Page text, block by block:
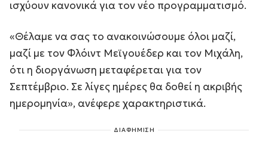
ισχύουν κανονικά για τον νέο προγραμματισμό.
«Θέλαμε να σας το ανακοινώσουμε όλοι μαζί,
μαζί με τον Φλόιντ Μεϊγουέδερ και τον Μιχάλη,
ότι η διοργάνωση μεταφέρεται για τον
Σεπτέμβριο. Σε λίγες ημέρες θα δοθεί η ακριβής
ημερομηνία», ανέφερε χαρακτηριστικά.
ΔΙΑΦΗΜΙΣΗ